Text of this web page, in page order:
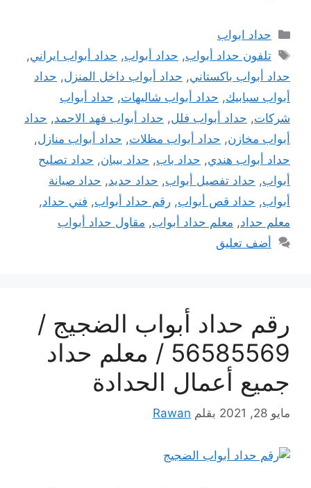
التصنيفات
حداد ابواب
الوسوم
تلفون حداد أبواب, حداد أبواب, حداد أبواب ايراني,
حداد أبواب باكستاني, حداد أبواب داخل المنزل, حداد
أبواب سبابيك, حداد أبواب شاليهات, حداد أبواب
شركات, حداد أبواب فلل, حداد أبواب فهد الاحمد, حداد
أبواب مخازن, حداد أبواب مظلات, حداد أبواب منازل,
حداد أبواب هندي, حداد باب, حداد بيبان, حداد تصليح
أبواب, حداد تفصيل أبواب, حداد حديد, حداد صيانة
أبواب, حداد قص أبواب, رقم حداد أبواب, فني حداد,
معلم حداد, معلم حداد أبواب, مقاول حداد أبواب
أضف تعليق
رقم حداد أبواب الضجيج /
56585569 / معلم حداد
جميع أعمال الحدادة
مايو 28, 2021 بقلم Rawan